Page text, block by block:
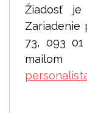
Žiadosť
Zariadenie
73, 093